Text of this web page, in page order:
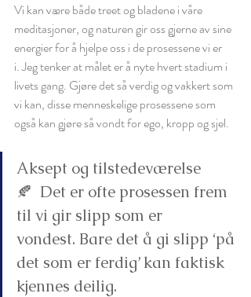
Vi kan være både treet og bladene i våre
meditasjoner, og naturen gir oss gjerne av sine
energier for å hjelpe oss i de prosessene vi er
i. Jeg tenker at målet er å nyte hvert stadium i
livets gang. Gjøre det så verdig og vakkert som
vi kan, disse menneskelige prosessene som
også kan gjøre så vondt for ego, kropp og sjel.
Aksept og tilstedeværelse
🍂  Det er ofte prosessen frem
til vi gir slipp som er
vondest. Bare det å gi slipp ‘på
det som er ferdig’ kan faktisk
kjennes deilig.